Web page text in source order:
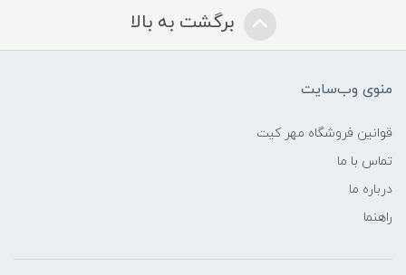
برگشت به بالا
منوی وب‌سایت
قوانین فروشگاه مهر کیت
تماس با ما
درباره ما
راهنما